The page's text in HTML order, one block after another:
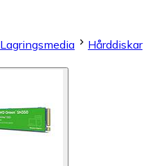
Lagringsmedia
Hårddiskar